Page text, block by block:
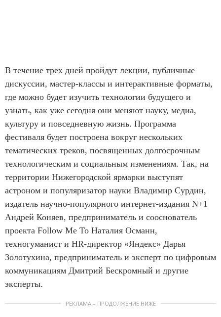
В течение трех дней пройдут лекции, публичные
дискуссии, мастер-классы и интерактивные форматы,
где можно будет изучить технологии будущего и
узнать, как уже сегодня они меняют науку, медиа,
культуру и повседневную жизнь. Программа
фестиваля будет построена вокруг нескольких
тематических треков, посвященных долгосрочным
технологическим и социальным изменениям. Так, на
территории Нижегородской ярмарки выступят
астроном и популяризатор науки Владимир Сурдин,
издатель научно-популярного интернет-издания N+1
Андрей Коняев, предприниматель и сооснователь
проекта Follow Me To Наталия Османн,
техногуманист и HR-директор «Яндекс» Дарья
Золотухина, предприниматель и эксперт по цифровым
коммуникациям Дмитрий Бескромный и другие
эксперты.
РЕКЛАМА – ПРОДОЛЖЕНИЕ НИЖЕ